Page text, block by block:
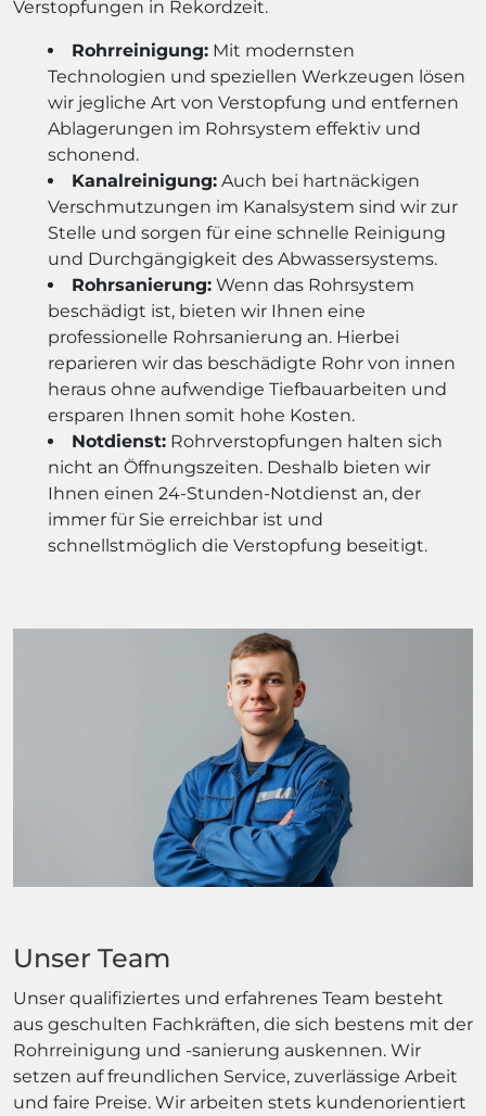
Verstopfungen in Rekordzeit.
Rohrreinigung: Mit modernsten
Technologien und speziellen Werkzeugen lösen
wir jegliche Art von Verstopfung und entfernen
Ablagerungen im Rohrsystem effektiv und
schonend.
Kanalreinigung: Auch bei hartnäckigen
Verschmutzungen im Kanalsystem sind wir zur
Stelle und sorgen für eine schnelle Reinigung
und Durchgängigkeit des Abwassersystems.
Rohrsanierung: Wenn das Rohrsystem
beschädigt ist, bieten wir Ihnen eine
professionelle Rohrsanierung an. Hierbei
reparieren wir das beschädigte Rohr von innen
heraus ohne aufwendige Tiefbauarbeiten und
ersparen Ihnen somit hohe Kosten.
Notdienst: Rohrverstopfungen halten sich
nicht an Öffnungszeiten. Deshalb bieten wir
Ihnen einen 24-Stunden-Notdienst an, der
immer für Sie erreichbar ist und
schnellstmöglich die Verstopfung beseitigt.
Unser Team
Unser qualifiziertes und erfahrenes Team besteht
aus geschulten Fachkräften, die sich bestens mit der
Rohrreinigung und -sanierung auskennen. Wir
setzen auf freundlichen Service, zuverlässige Arbeit
und faire Preise. Wir arbeiten stets kundenorientiert